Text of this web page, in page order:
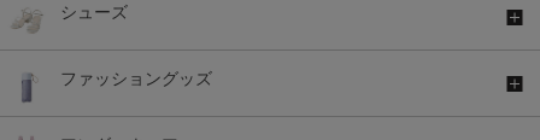
シューズ
ファッショングッズ